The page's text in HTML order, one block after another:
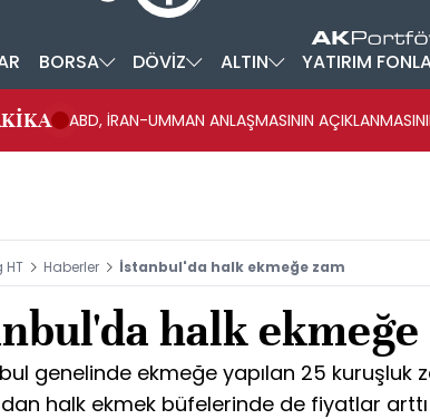
BORSA DÖVİZ ALTIN YATIRIM
ABD, İRAN-UMMAN ANLAŞMASININ
HT Haberler İstanbul'da halk ekmeğe zam
halk ekmeğe
genelinde ekmeğe yapılan 25 kuruşluk
halk ekmek büfelerinde de fiyatlar arttı